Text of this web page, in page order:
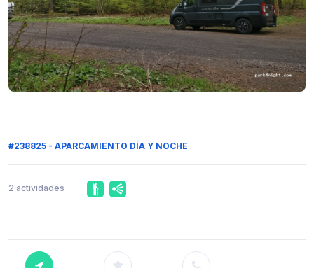
#238825 - APARCAMIENTO DÍA Y NOCHE
2 actividades